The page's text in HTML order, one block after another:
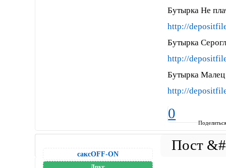
Бутырка Не
http://
Бутырка
http://
Бутырка
http://
0
саксOFF-ON